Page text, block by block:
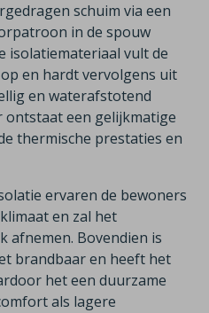
schuim via een
in de spouw
isolatiemateriaal vult de
en hardt vervolgens uit
en waterafstotend
een gelijkmatige
thermische prestaties en
ervaren de bewoners
en zal het
afnemen. Bovendien is
brandbaar en heeft het
het een duurzame
als lagere